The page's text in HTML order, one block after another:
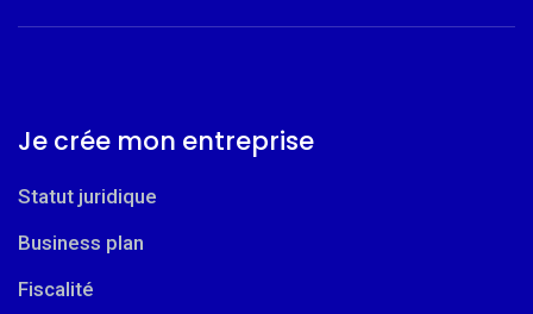
Je crée mon entreprise
Statut juridique
Business plan
Fiscalité